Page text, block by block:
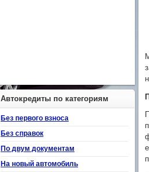
Автокредиты по категориям
Без первого взноса
Без справок
По двум документам
На новый автомобиль